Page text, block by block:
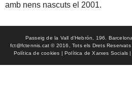
amb nens nascuts el 2001.
Passeig de la Vall d'Hebrón, 196.
fct@fctennis.cat © 2016, Tots els Drets
Política de cookies | Política de Xarxes Socials